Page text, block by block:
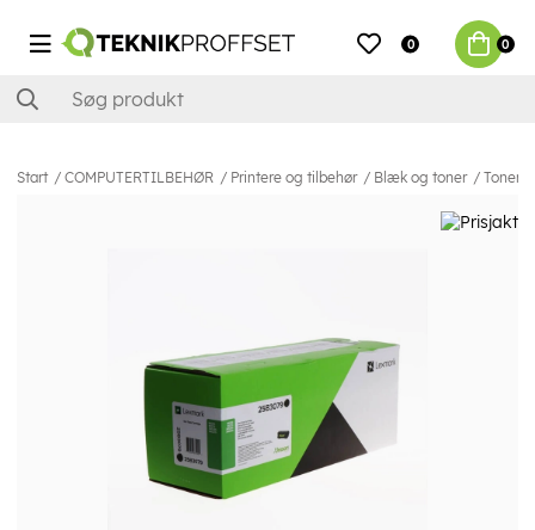
0 0
Start COMPUTERTILBEHØR Printere og tilbehør Blæk og toner Toner